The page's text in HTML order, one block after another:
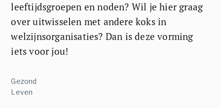
leeftijdsgroepen en noden? Wil je hier graag
over uitwisselen met andere koks in
welzijnsorganisaties? Dan is deze vorming
iets voor jou!
Gezond
Leven